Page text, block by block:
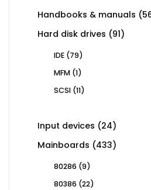
Handbooks & manuals
Hard disk drives 9191
IDE 7979
MFM 11
SCSI 1111
Input devices 2424
products
Mainboards 433433
80286 99
80386 2222